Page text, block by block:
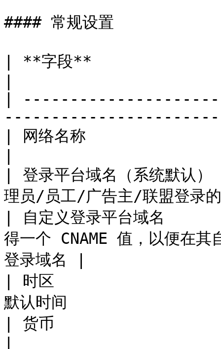
#### 常规设置
| **字段**
|
| 网络名称
| 登录平台域名（系
理员/员工/广告主/联盟
| 自定义登录平台域
得一个 CNAME 值，以便在其
登录域名 |
| 时区
默认时间
| 货币